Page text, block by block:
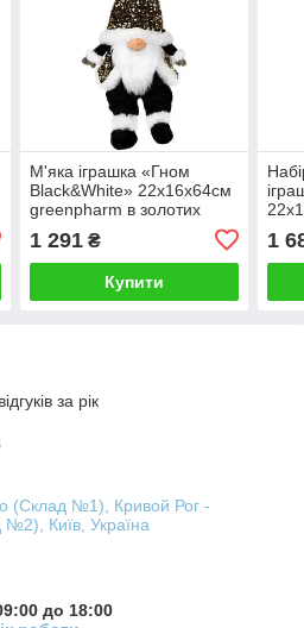
М'яка іграшка «Гном
Black&White» 22х16х64см
greenpharm в золотих
1 291₴
Купити
1
за рік
(Склад №1), Кривой Рог -
Київ, Україна
до 18:00